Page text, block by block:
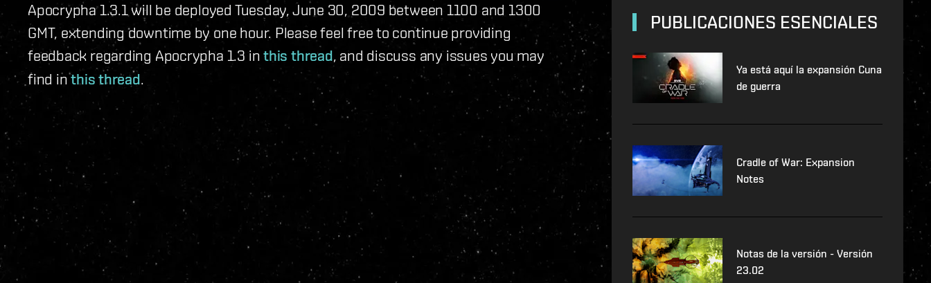
Apocrypha 1.3.1 will be deployed Tuesday, June 30, 2009 between 1100 and 1300
GMT, extending downtime by one hour. Please feel free to continue providing
feedback regarding Apocrypha 1.3 inthis thread, and discuss any issues you may
find inthis thread.
PUBLICACIONES ESENCIALES
Ya está aquí la expansión Cuna
de guerra
Cradle of War: Expansion
Notes
Notas de la versión - Versión
23.02